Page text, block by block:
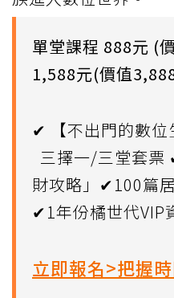
單堂課程 888元 (
1,588元(價值
✔ 【不出門的數
三擇一/三堂套票
財攻略」✔100篇
✔1年份橘世代VIP
立即報名>把握